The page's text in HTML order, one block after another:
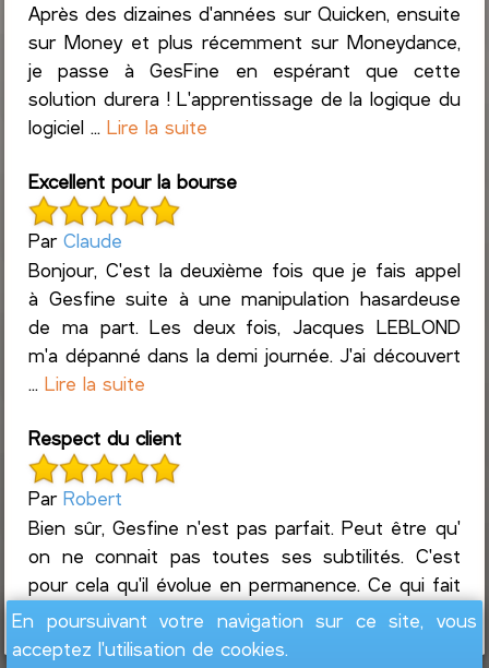
Après des dizaines d'années sur Quicken, ensuite
sur Money et plus récemment sur Moneydance,
je passe à GesFine en espérant que cette
solution durera ! L'apprentissage de la logique du
logiciel ...Lire la suite
Excellent pour la bourse
ParClaude
Bonjour, C'est la deuxième fois que je fais appel
à Gesfine suite à une manipulation hasardeuse
de ma part. Les deux fois, Jacques LEBLOND
m'a dépanné dans la demi journée. J'ai découvert
...Lire la suite
Respect du client
ParRobert
Bien sûr, Gesfine n'est pas parfait. Peut être qu'
on ne connait pas toutes ses subtilités. C'est
pour cela qu'il évolue en permanence. Ce qui fait
que c'est un produit exeptionnel ...Lire la suite
En poursuivant votre navigation sur ce site, vous
acceptez l'utilisation de cookies.